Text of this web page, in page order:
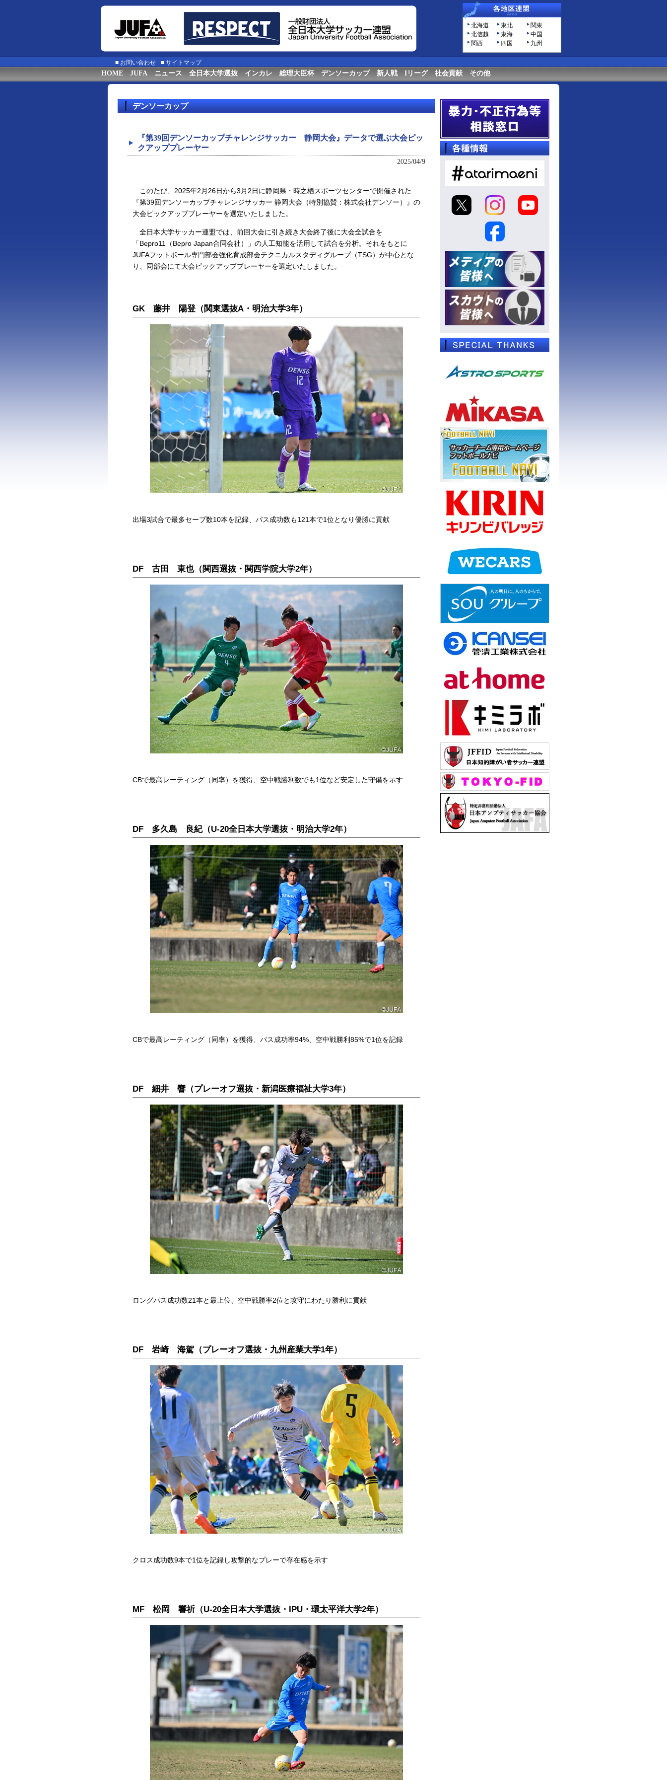
北海道 東北
関東
北信越
東海
中国
関西
四国 九州
■ お問い合わせ ■ サイトマップ
HOME JUFA ニュース 全日本大学選抜 インカレ 総理大臣杯 デンソーカップ 新人戦 Iリーグ 社会貢献 その他
デンソーカップ
『第39回デンソーカップチャレンジサッカー 静岡大会』データで選ぶ大会ピッ
クアッププレーヤー
2025/04/9
このたび、2025年2月26日から3月2日に静岡県・時之栖スポーツセンターで開催された
『第39回デンソーカップチャレンジサッカー 静岡大会（特別協賛：株式会社デンソー）』の
大会ピックアッププレーヤーを選定いたしました。
全日本大学サッカー連盟では、前回大会に引き続き大会終了後に大会全試合を
「Bepro11（Bepro Japan合同会社）」の人工知能を活用して試合を分析。それをもとに
JUFAフットボール専門部会強化育成部会テクニカルスタディグループ（TSG）が中心とな
り、同部会にて大会ピックアッププレーヤーを選定いたしました。
GK 藤井 陽登（関東選抜A・明治大学3年）
出場3試合で最多セーブ数10本を記録、パス成功数も121本で1位となり優勝に貢献
DF 古田 東也（関西選抜・関西学院大学2年）
CBで最高レーティング（同率）を獲得、空中戦勝利数でも1位など安定した守備を示す
DF 多久島 良紀（U-20全日本大学選抜・明治大学2年）
CBで最高レーティング（同率）を獲得、パス成功率94%、空中戦勝利85%で1位を記録
DF 細井 響（プレーオフ選抜・新潟医療福祉大学3年）
ロングパス成功数21本と最上位、空中戦勝率2位と攻守にわたり勝利に貢献
DF 岩崎 海駕（プレーオフ選抜・九州産業大学1年）
クロス成功数9本で1位を記録し攻撃的なプレーで存在感を示す
MF 松岡 響祈（U-20全日本大学選抜・IPU・環太平洋大学2年）